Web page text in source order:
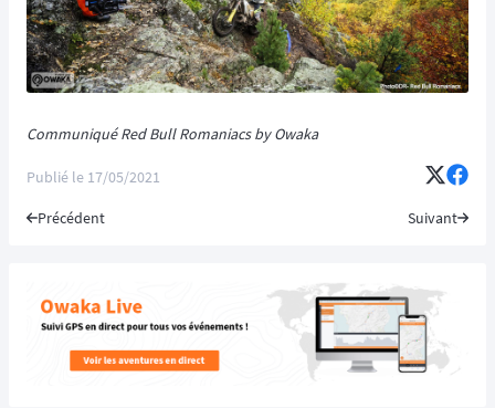
Communiqué Red Bull Romaniacs by Owaka
Publié le 17/05/2021
Précédent Suivant